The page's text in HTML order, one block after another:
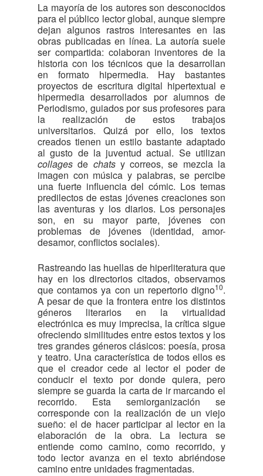
La mayoría de los autores son desconocidos
para el público lector global, aunque siempre
dejan algunos rastros interesantes en las
obras publicadas en línea. La autoría suele
ser compartida: colaboran inventores de la
historia con los técnicos que la desarrollan
en formato hipermedia. Hay bastantes
proyectos de escritura digital hipertextual e
hipermedia desarrollados por alumnos de
Periodismo, guiados por sus profesores para
la realización de estos trabajos
universitarios. Quizá por ello, los textos
creados tienen un estilo bastante adaptado
al gusto de la juventud actual. Se utilizan
collages de chatsy correos, se mezcla la
imagen con música y palabras, se percibe
una fuerte influencia del cómic. Los temas
predilectos de estas jóvenes creaciones son
las aventuras y los diarios. Los personajes
son, en su mayor parte, jóvenes con
problemas de jóvenes (identidad, amor-
desamor, conflictos sociales).
Rastreando las huellas de hiperliteratura que
hay en los directorios citados, observamos
que contamos ya con un repertorio digno10.
A pesar de que la frontera entre los distintos
géneros literarios en la virtualidad
electrónica es muy imprecisa, la crítica sigue
ofreciendo similitudes entre estos textos y los
tres grandes géneros clásicos: poesía, prosa
y teatro. Una característica de todos ellos es
que el creador cede al lector el poder de
conducir el texto por donde quiera, pero
siempre se guarda la carta de ir marcando el
recorrido. Esta semiorganización se
corresponde con la realización de un viejo
sueño: el de hacer participar al lector en la
elaboración de la obra. La lectura se
entiende como camino, como recorrido, y
todo lector avanza en el texto abriéndose
camino entre unidades fragmentadas.